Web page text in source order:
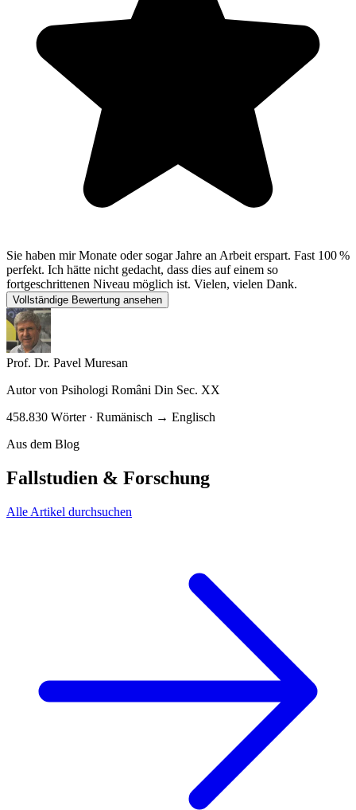
Sie haben mir Monate oder sogar Jahre an Arbeit erspart. Fast 100 %
perfekt. Ich hätte nicht gedacht, dass dies auf einem so
fortgeschrittenen Niveau möglich ist. Vielen, vielen Dank.
Vollständige Bewertung ansehen
Prof. Dr. Pavel Muresan
Autor von Psihologi Români Din Sec. XX
458.830 Wörter · Rumänisch → Englisch
Aus dem Blog
Fallstudien & Forschung
Alle Artikel durchsuchen